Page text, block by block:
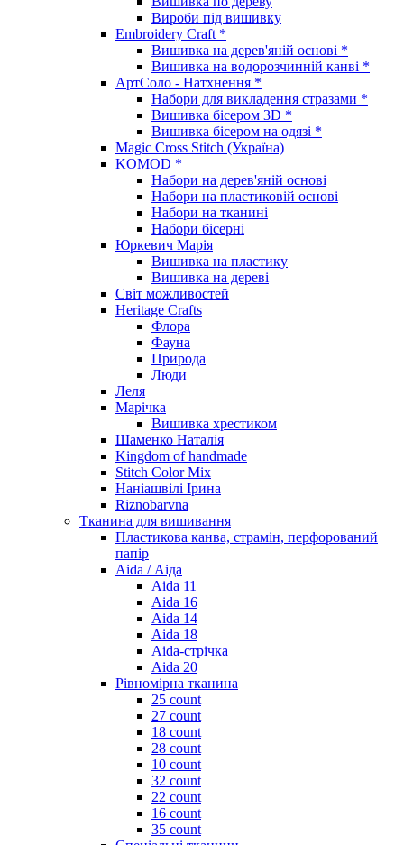
Вироби під вишивку
Embroidery Craft *
Вишивка на дерев'яній основі *
Вишивка на водорозчинній канві *
АртСоло - Натхнення *
Набори для викладення стразами *
Вишивка бісером 3D *
Вишивка бісером на одязі *
Magic Cross Stitch (Україна)
KOMOD *
Набори на дерев'яній основі
Набори на пластиковій основі
Набори на тканині
Набори бісерні
Юркевич Марія
Вишивка на пластику
Вишивка на дереві
Світ можливостей
Heritage Crafts
Флора
Фауна
Природа
Люди
Леля
Марічка
Вишивка хрестиком
Шаменко Наталія
Kingdom of handmade
Stitch Color Mix
Наніашвілі Ірина
Riznobarvna
Тканина для вишивання
Пластикова канва, страмін, перфорований
папір
Aida / Аіда
Aida 11
Aida 16
Aida 14
Aida 18
Aida-стрічка
Aida 20
Рівномірна тканина
25 count
27 count
18 count
28 count
10 count
32 count
22 count
16 count
35 count